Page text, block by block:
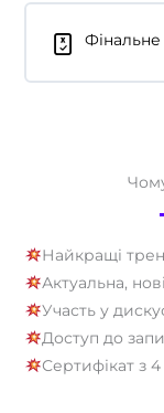
Фінальне
Найкращі
Актуальна,
Участь у
Доступ до
Сертифікат з